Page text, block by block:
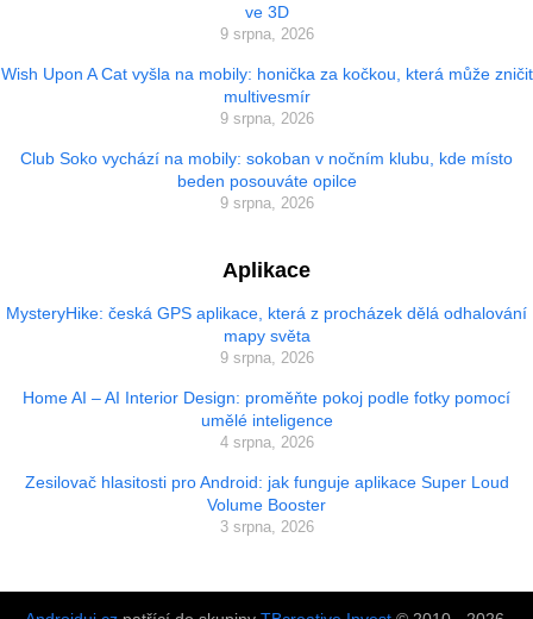
ve 3D
9 srpna, 2026
Wish Upon A Cat vyšla na mobily: honička za kočkou, která může zničit
multivesmír
9 srpna, 2026
Club Soko vychází na mobily: sokoban v nočním klubu, kde místo
beden posouváte opilce
9 srpna, 2026
Aplikace
MysteryHike: česká GPS aplikace, která z procházek dělá odhalování
mapy světa
9 srpna, 2026
Home AI – AI Interior Design: proměňte pokoj podle fotky pomocí
umělé inteligence
4 srpna, 2026
Zesilovač hlasitosti pro Android: jak funguje aplikace Super Loud
Volume Booster
3 srpna, 2026